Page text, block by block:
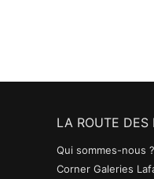
LA ROUTE DES
Qui sommes-nous ?
Corner Galeries